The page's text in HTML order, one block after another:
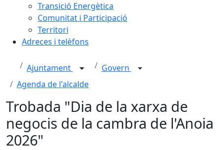
Transició Energètica
Comunitat i Participació
Territori
Adreces i telèfons
Ajuntament
Govern
Agenda de l'alcalde
Trobada "Dia de la xarxa de
negocis de la cambra de l'Anoia
2026"